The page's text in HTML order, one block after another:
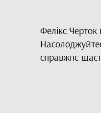
Фелікс Черток
справжнє